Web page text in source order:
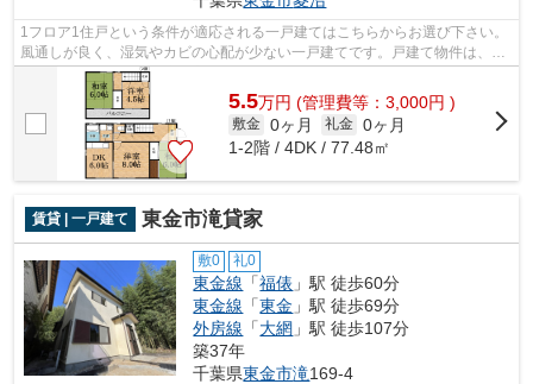
1フロア1住戸という条件が適応される一戸建てはこちらからお選び下さい。
風通しが良く、湿気やカビの心配が少ない一戸建てです。戸建て物件は、室
内のレイアウトの自由度も高くお勧め...
5.5万円 (管理費等：3,000円 )
敷金 0ヶ月 礼金 0ヶ月
1-2階 / 4DK / 77.48㎡
賃貸 | 一戸建て 東金市滝貸家
敷0 礼0
東金線 「福俵 」駅 徒歩60分
東金線 「東金 」駅 徒歩69分
外房線 「大網 」駅 徒歩107分
築37年
千葉県東金市滝169-4